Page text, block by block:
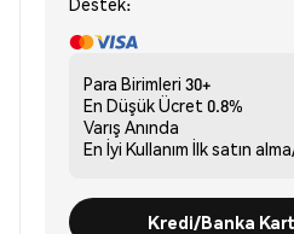
Para Birimleri 30+
En Düşük Ücret 0.8%
Varış Anında
En İyi Kullanım İlk satın
Kredi/Banka